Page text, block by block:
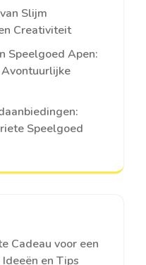
Slijm
Creativiteit
Speelgoed Apen:
Speelgoed
Cadeau voor een
en Tips